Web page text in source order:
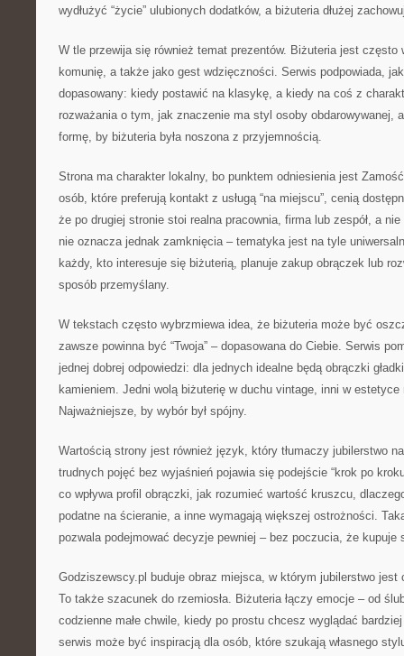
wydłużyć “życie” ulubionych dodatków, a biżuteria dłużej
W tle przewija się również temat prezentów. Biżuteria jest często
komunię, a także jako gest wdzięczności. Serwis podpowiada,
dopasowany: kiedy postawić na klasykę, a kiedy na coś z
rozważania o tym, jak znaczenie ma styl osoby obdarowywanej,
formę, by biżuteria była noszona z przyjemnością.
Strona ma charakter lokalny, bo punktem odniesienia jest
osób, które preferują kontakt z usługą “na miejscu”, cenią
że po drugiej stronie stoi realna pracownia, firma lub zespół, a
nie oznacza jednak zamknięcia – tematyka jest na tyle
każdy, kto interesuje się biżuterią, planuje zakup obrączek lub
sposób przemyślany.
W tekstach często wybrzmiewa idea, że biżuteria może być
zawsze powinna być “Twoja” – dopasowana do Ciebie. Serwis
jednej dobrej odpowiedzi: dla jednych idealne będą obrączki
kamieniem. Jedni wolą biżuterię w duchu vintage, inni w
Najważniejsze, by wybór był spójny.
Wartością strony jest również język, który tłumaczy jubilerstwo
trudnych pojęć bez wyjaśnień pojawia się podejście “krok po
co wpływa profil obrączki, jak rozumieć wartość kruszcu,
podatne na ścieranie, a inne wymagają większej ostrożności.
pozwala podejmować decyzje pewniej – bez poczucia, że kupuje
Godziszewscy.pl buduje obraz miejsca, w którym jubilerstwo
To także szacunek do rzemiosła. Biżuteria łączy emocje – od
codzienne małe chwile, kiedy po prostu chcesz wyglądać
serwis może być inspiracją dla osób, które szukają własnego